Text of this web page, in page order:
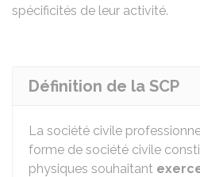
spécificités de leur activité.
Définition de la SCP
La société civile
forme de société civile
physiques souhaitant